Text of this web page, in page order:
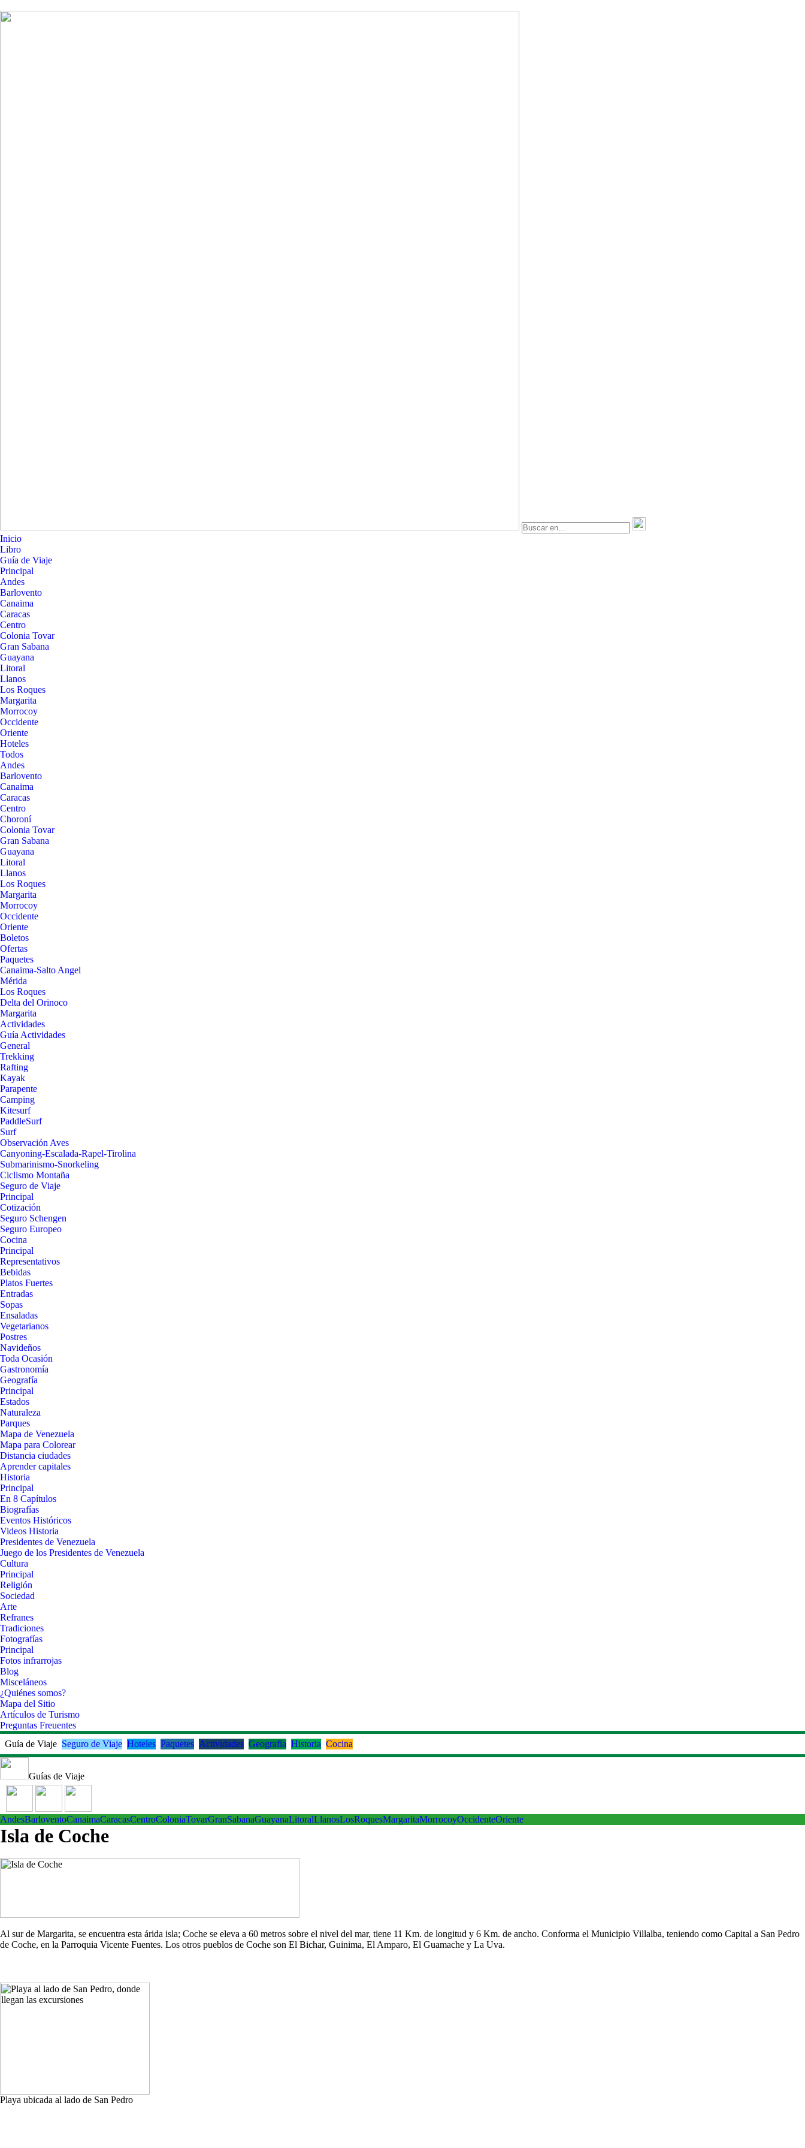
Inicio
Libro
Guía de Viaje
Principal
Andes
Barlovento
Canaima
Caracas
Centro
Colonia Tovar
Gran Sabana
Guayana
Litoral
Llanos
Los Roques
Margarita
Morrocoy
Occidente
Oriente
Hoteles
Todos
Andes
Barlovento
Canaima
Caracas
Centro
Choroní
Colonia Tovar
Gran Sabana
Guayana
Litoral
Llanos
Los Roques
Margarita
Morrocoy
Occidente
Oriente
Boletos
Ofertas
Paquetes
Canaima-Salto Angel
Mérida
Los Roques
Delta del Orinoco
Margarita
Actividades
Guía Actividades
General
Trekking
Rafting
Kayak
Parapente
Camping
Kitesurf
PaddleSurf
Surf
Observación Aves
Canyoning-Escalada-Rapel-Tirolina
Submarinismo-Snorkeling
Ciclismo Montaña
Seguro de Viaje
Principal
Cotización
Seguro Schengen
Seguro Europeo
Cocina
Principal
Representativos
Bebidas
Platos Fuertes
Entradas
Sopas
Ensaladas
Vegetarianos
Postres
Navideños
Toda Ocasión
Gastronomía
Geografía
Principal
Estados
Naturaleza
Parques
Mapa de Venezuela
Mapa para Colorear
Distancia ciudades
Aprender capitales
Historia
Principal
En 8 Capítulos
Biografías
Eventos Históricos
Videos Historia
Presidentes de Venezuela
Juego de los Presidentes de Venezuela
Cultura
Principal
Religión
Sociedad
Arte
Refranes
Tradiciones
Fotografías
Principal
Fotos infrarrojas
Blog
Misceláneos
¿Quiénes somos?
Mapa del Sitio
Artículos de Turismo
Preguntas Freuentes
Guía de Viaje Seguro de Viaje Hoteles Paquetes Actividades Geografía Historia Cocina
Guías de Viaje
AndesBarloventoCanaimaCaracasCentroColoniaTovarGranSabanaGuayanaLitoralLlanosLosRoquesMargaritaMorrocoyOccidenteOriente
Isla de Coche
Al sur de Margarita, se encuentra esta árida isla; Coche se eleva a 60 metros sobre el nivel del mar, tiene 11 Km. de longitud y 6 Km. de ancho. Conforma el Municipio Villalba, teniendo como Capital a San Pedro
de Coche, en la Parroquia Vicente Fuentes. Los otros pueblos de Coche son El Bichar, Guinima, El Amparo, El Guamache y La Uva.
Playa ubicada al lado de San Pedro